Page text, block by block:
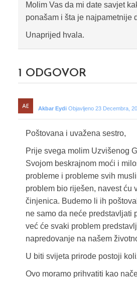
Molim Vas da mi date savjet
ponašam i šta je najpametnije
Unaprijed hvala.
1 ODGOVOR
Akbar Eydi Objavljeno 23 Decembra,
Poštovana i uvažena sestro,
Prije svega molim Uzvišenog
Svojom beskrajnom moći i
probleme i probleme svih
problem bio riješen, navest ću
činjenica. Budemo li ih
ne samo da neće predstavljati
već će svaki problem
napredovanje na našem
U biti svijeta prirode postoji
Ovo moramo prihvatiti kao